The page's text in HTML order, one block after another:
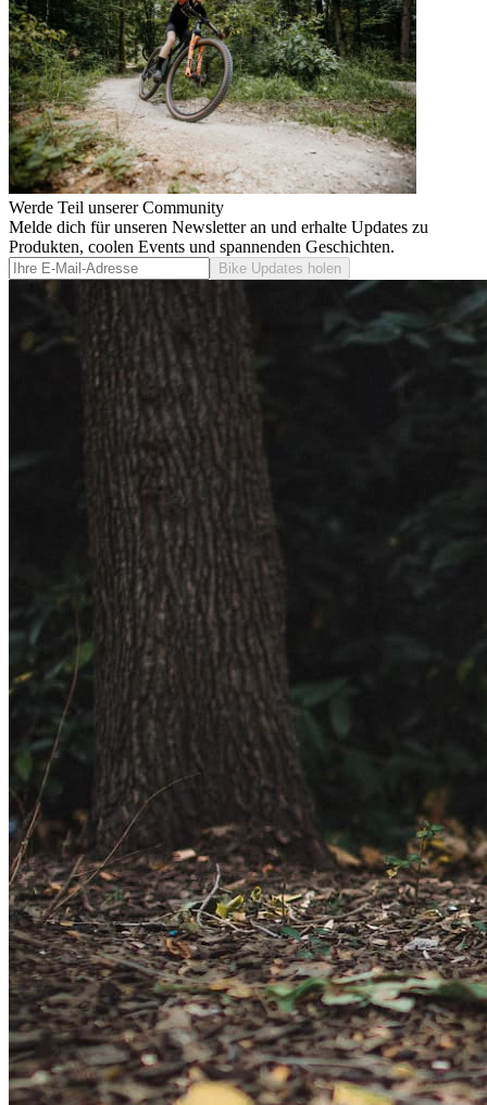
Werde Teil unserer Community
Melde dich für unseren Newsletter an und erhalte Updates zu
Produkten, coolen Events und spannenden Geschichten.
Bike Updates holen